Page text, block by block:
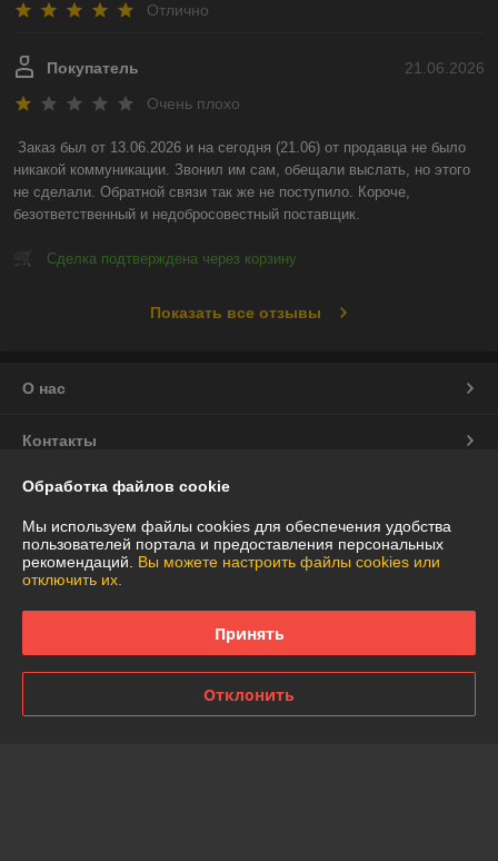
Отлично
21.06.2026
Покупатель
Очень плохо
Заказ был от 13.06.2026 и на сегодня (21.06) от продавца не было
никакой коммуникации. Звонил им сам, обещали выслать, но этого
не сделали. Обратной связи так же не поступило. Короче,
безответственный и недобросовестный поставщик.
Сделка подтверждена через корзину
Показать все отзывы
О нас
Контакты
Доставка и оплата
График работы
Политика обработки cookies
Сайт создан на платформе Deal.by
Обработка файлов cookie
Мы используем файлы cookies для обеспечения удобства
пользователей портала и предоставления персональных
рекомендаций. Вы можете настроить файлы cookies или
отключить их.
Принять
Отклонить